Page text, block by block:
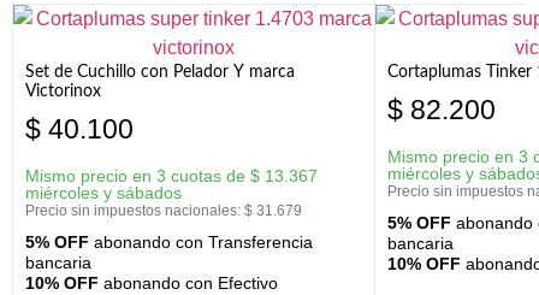
Set de Cuchillo con Pelador Y marca
Victorinox
$ 40.100
Mismo precio en 3 cuotas de $ 13.367
miércoles y sábados
Precio sin impuestos nacionales: $ 31.679
5% OFF abonando con Transferencia
bancaria
10% OFF abonando con Efectivo
Cortaplumas
$ 82.200
Mismo precio en 3
miércoles y
Precio sin impuestos
5% OFF abonando
bancaria
10% OFF